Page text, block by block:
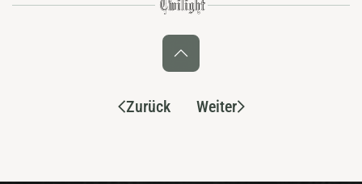
Zurück Weiter